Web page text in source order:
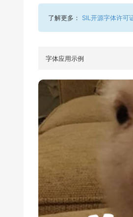
了解更多： SIL开源字体许可
字体应用示例